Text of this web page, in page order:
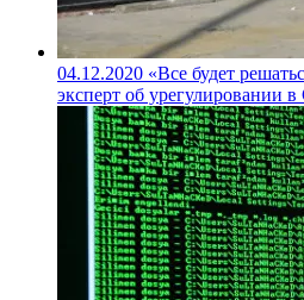
04.12.2020 «Все будет
эксперт об урегулировании